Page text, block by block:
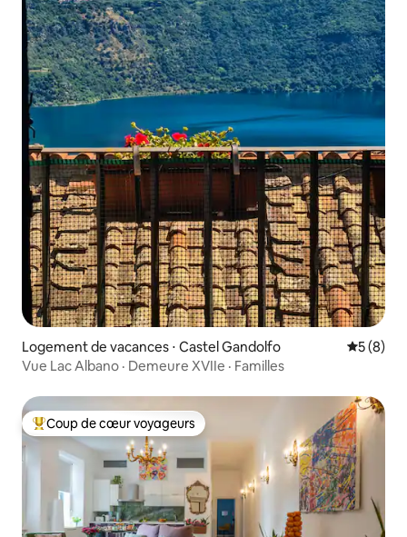
Logement de vacances ⋅ Castel Gandolfo
5 (8)
Vue Lac Albano · Demeure XVIIe · Familles
Coups de cœur voyageurs les plus appréciés
Coup de cœur voyageurs